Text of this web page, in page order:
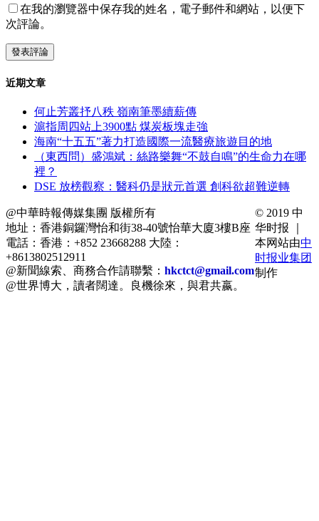
在我的瀏覽器中保存我的姓名，電子郵件和網站，以便下
次評論。
近期文章
何止芳叢抒八秩 嶺南筆墨續薪傳
滬指周四站上3900點 煤炭板塊走強
海南“十五五”著力打造國際一流醫療旅遊目的地
（東西問）盛鴻斌：絲路樂舞“不鼓自鳴”的生命力在哪
裡？
DSE 放榜觀察：醫科仍是狀元首選 創科欲超難逆轉
@中華時報傳媒集團 版權所有
地址：香港銅鑼灣怡和街38-40號怡華大廈3樓B座
電話：香港：+852 23668288 大陸：
+8613802512911
@新聞線索、商務合作請聯繫： hkctct@gmail.com
@世界博大，讀者闊達。良機徐來，與君共嬴。
© 2019 中
华时报 ｜
本网站由中
时报业集团
制作